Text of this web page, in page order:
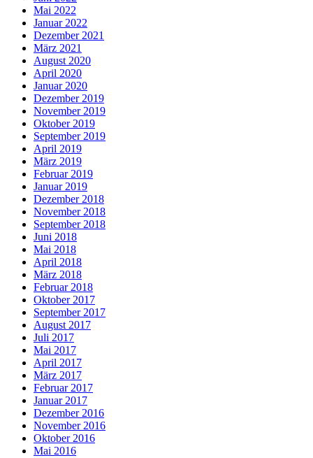
Mai 2022
Januar 2022
Dezember 2021
März 2021
August 2020
April 2020
Januar 2020
Dezember 2019
November 2019
Oktober 2019
September 2019
April 2019
März 2019
Februar 2019
Januar 2019
Dezember 2018
November 2018
September 2018
Juni 2018
Mai 2018
April 2018
März 2018
Februar 2018
Oktober 2017
September 2017
August 2017
Juli 2017
Mai 2017
April 2017
März 2017
Februar 2017
Januar 2017
Dezember 2016
November 2016
Oktober 2016
Mai 2016